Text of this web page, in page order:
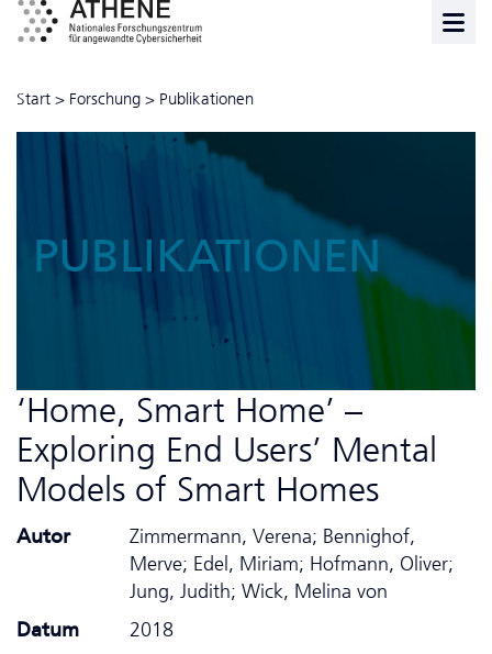
Start > Forschung > Publikationen
PUBLIKATIONEN
‘Home, Smart Home’ –
Exploring End Users’ Mental
Models of Smart Homes
Autor
Zimmermann, Verena; Bennighof,
Merve; Edel, Miriam; Hofmann, Oliver;
Jung, Judith; Wick, Melina von
Datum
2018